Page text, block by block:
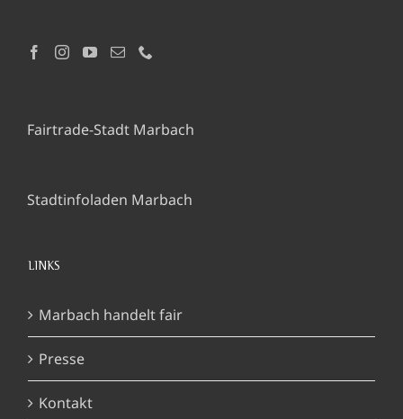
Fairtrade-Stadt Marbach
Stadtinfoladen Marbach
LINKS
Marbach handelt fair
Presse
Kontakt